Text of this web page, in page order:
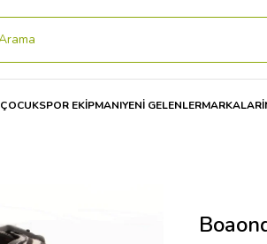
ÇOCUKSPOR EKİPMANIYENİ GELENLERMARKALAR